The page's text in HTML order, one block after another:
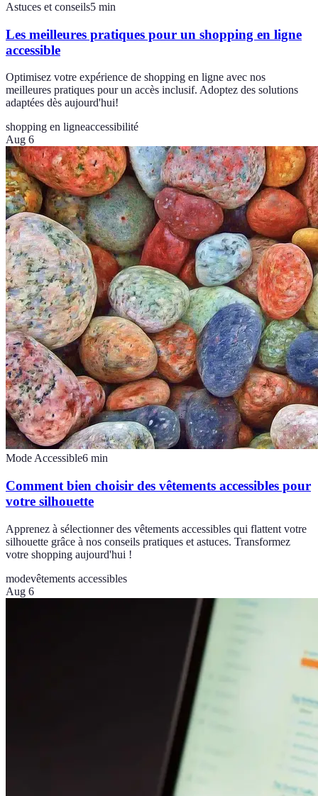
Astuces et conseils5 min
Les meilleures pratiques pour un shopping en ligne
accessible
Optimisez votre expérience de shopping en ligne avec nos
meilleures pratiques pour un accès inclusif. Adoptez des solutions
adaptées dès aujourd'hui!
shopping en ligneaccessibilité
Aug 6
Mode Accessible6 min
Comment bien choisir des vêtements accessibles pour
votre silhouette
Apprenez à sélectionner des vêtements accessibles qui flattent votre
silhouette grâce à nos conseils pratiques et astuces. Transformez
votre shopping aujourd'hui !
modevêtements accessibles
Aug 6